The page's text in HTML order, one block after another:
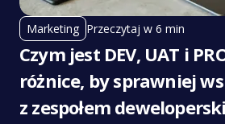
Marketing Przeczytaj w 6 min
Czym jest DEV, UAT i
różnice, by sprawniej
z zespołem